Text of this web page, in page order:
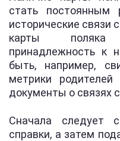
стать постоянным
исторические связи
карты поляка
принадлежность к
быть, например,
метрики
документы о связях
Сначала следует
справки, а затем